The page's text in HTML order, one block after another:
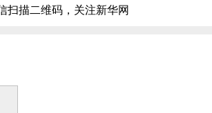
扫描二维码，关注新华网